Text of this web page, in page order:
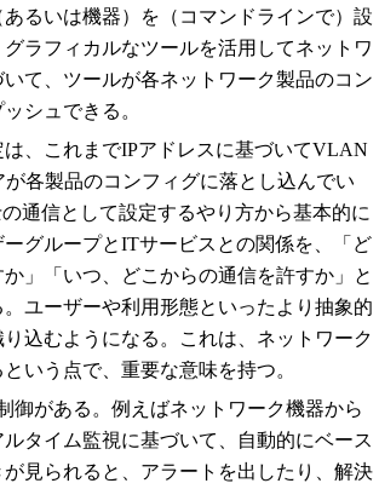
るいは機器）を（コマンドラインで）設
ラフィカルなツールを活用してネットワ
て、ツールが各ネットワーク製品のコン
シュできる。
、これまでIPアドレスに基づいてVLAN
各製品のコンフィグに落とし込んでい
通信として設定するやり方から基本的に
グループとITサービスとの関係を、「ど
」「いつ、どこからの通信を許すか」と
ユーザーや利用形態といったより抽象的
込むようになる。これは、ネットワーク
いう点で、重要な意味を持つ。
御がある。例えばネットワーク機器から
タイム監視に基づいて、自動的にベース
見られると、アラートを出したり、解決